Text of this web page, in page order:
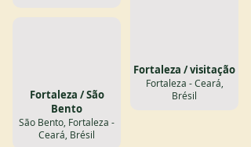
Fortaleza / São
Bento
São Bento, Fortaleza -
Ceará, Brésil
Fortaleza / visitação
Fortaleza - Ceará,
Brésil